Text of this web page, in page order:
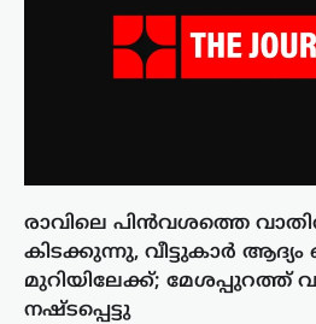
രാവിലെ പിൻവശത്തെ
കിടക്കുന്നു, വീട്ടുകാർ
മുറിയിലേക്ക്; മേശപ്പുറത്ത്
നഷ്ടപ്പെട്ടു